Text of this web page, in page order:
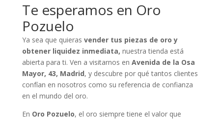
Te esperamos en Oro
Pozuelo
Ya sea que quieras vender tus piezas de oro y
obtener liquidez inmediata, nuestra tienda está
abierta para ti. Ven a visitarnos en Avenida de la Osa
Mayor, 43, Madrid, y descubre por qué tantos clientes
confían en nosotros como su referencia de confianza
en el mundo del oro.
En Oro Pozuelo, el oro siempre tiene el valor que